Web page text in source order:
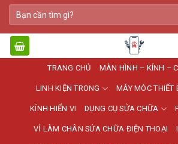
Bỏ
qua
nội
dung
Tìm
kiếm:
TRANG CHỦ MÀN HÌNH – KÍNH –
LINH KIỆN TRONG MÁY MÓC THIẾT
KÍNH HIỂN VI DỤNG CỤ SỬA CHỮA
VỈ LÀM CHÂN SỬA CHỮA ĐIỆN THOẠI